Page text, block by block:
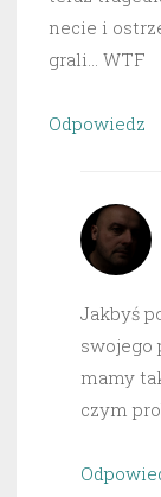
necie i
grali… WTF
Odpowiedz
Jakbyś
swojego
mamy
czym